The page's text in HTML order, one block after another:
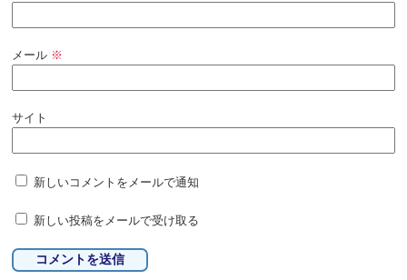
メール ※
サイト
新しいコメントをメールで通知
新しい投稿をメールで受け取る